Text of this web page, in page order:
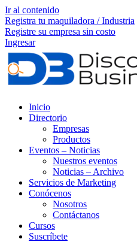
Ir al contenido
Registra tu maquiladora / Industria
Registre su empresa sin costo
Ingresar
Inicio
Directorio
Empresas
Productos
Eventos – Noticias
Nuestros eventos
Noticias – Archivo
Servicios de Marketing
Conócenos
Nosotros
Contáctanos
Cursos
Suscríbete